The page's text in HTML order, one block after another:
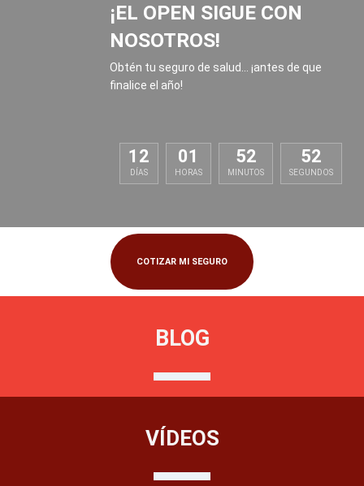
¡EL OPEN SIGUE CON
NOSOTROS!
Obtén tu seguro de salud... ¡antes de que
finalice el año!
12
DÍAS
01
HORAS
52
MINUTOS
52
SEGUNDOS
COTIZAR MI SEGURO
BLOG
VÍDEOS